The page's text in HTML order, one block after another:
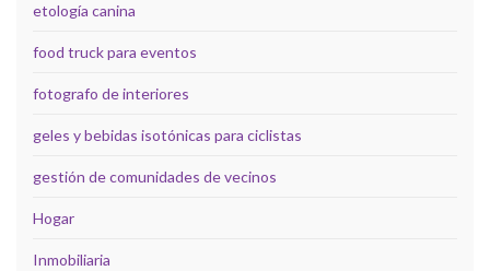
etología canina
food truck para eventos
fotografo de interiores
geles y bebidas isotónicas para ciclistas
gestión de comunidades de vecinos
Hogar
Inmobiliaria